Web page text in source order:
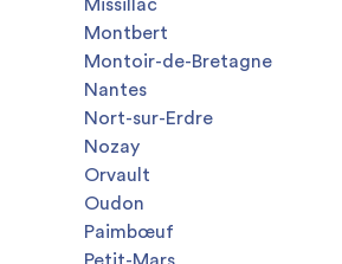
Missillac
Montbert
Montoir-de-Bretagne
Nantes
Nort-sur-Erdre
Nozay
Orvault
Oudon
Paimbœuf